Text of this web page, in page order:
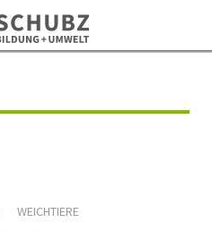
WEICHTIERE